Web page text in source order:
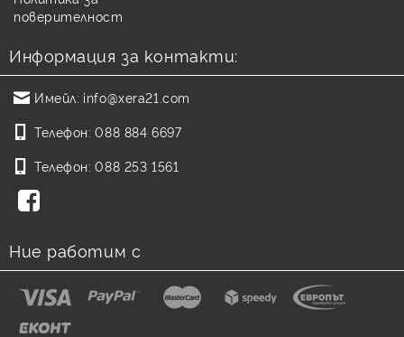
поверителност
Информация за контакти:
Имейл: info@xera21.com
Телефон: 088 884 6697
Телефон: 088 253 1561
Ние работим с